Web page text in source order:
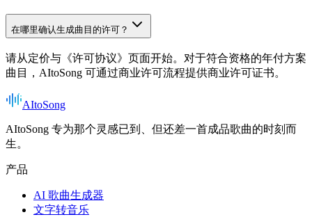
在哪里确认生成曲目的许可？
请从定价与《许可协议》页面开始。对于符合资格的年付方案
曲目，AItoSong 可通过商业许可流程提供商业许可证书。
AItoSong
AItoSong 专为那个灵感已到、但还差一首成品歌曲的时刻而
生。
产品
AI 歌曲生成器
文字转音乐